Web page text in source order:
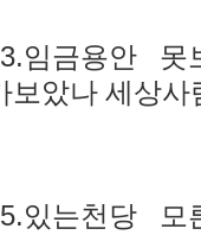
임금용안
보았나 세상사
있는천당